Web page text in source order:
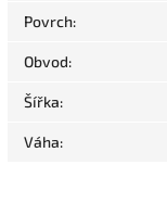
Povrch:
Obvod:
Šířka:
Váha: